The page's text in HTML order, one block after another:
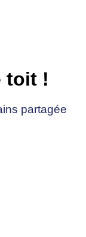
toit !
partagée